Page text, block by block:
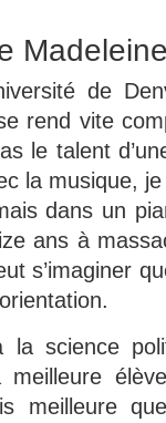
de
rend vite
le talent
la musique,
dans un
ans à
s’imaginer
la science
meilleure
meilleure